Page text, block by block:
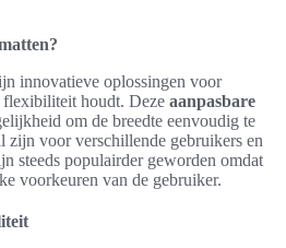
innovatieve oplossingen voor
flexibiliteit houdt. Deze aanpasbare
om de breedte eenvoudig te
zijn voor verschillende gebruikers en
steeds populairder geworden omdat
voorkeuren van de gebruiker.